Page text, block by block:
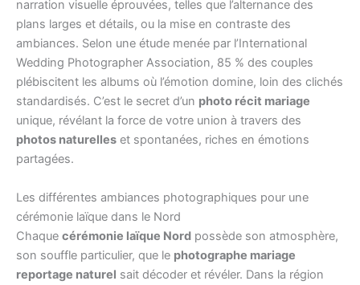
narration visuelle éprouvées, telles que l’alternance des
plans larges et détails, ou la mise en contraste des
ambiances. Selon une étude menée par l’International
Wedding Photographer Association, 85 % des couples
plébiscitent les albums où l’émotion domine, loin des clichés
standardisés. C’est le secret d’un photo récit mariage
unique, révélant la force de votre union à travers des
photos naturelles et spontanées, riches en émotions
partagées.
Les différentes ambiances photographiques pour une
cérémonie laïque dans le Nord
Chaque cérémonie laïque Nord possède son atmosphère,
son souffle particulier, que le photographe mariage
reportage naturel sait décoder et révéler. Dans la région